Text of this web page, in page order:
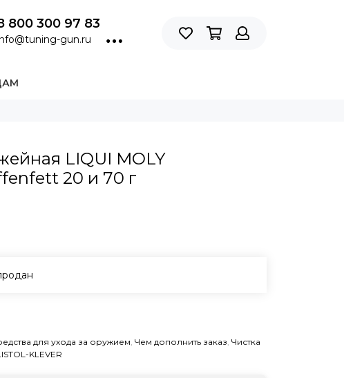
800 300 97 83
gun.ru
LIQUI MOLY
20 и 70 г
для ухода за оружием, Чем дополнить заказ, Чистка
KLEVER